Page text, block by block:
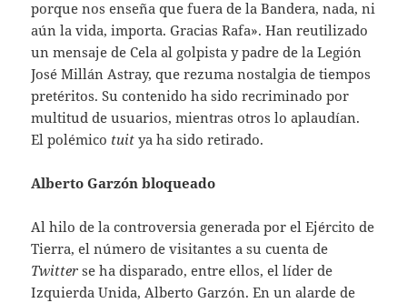
porque nos enseña que fuera de la Bandera, nada, ni
aún la vida, importa. Gracias Rafa». Han reutilizado
un mensaje de Cela al golpista y padre de la Legión
José Millán Astray, que rezuma nostalgia de tiempos
pretéritos. Su contenido ha sido recriminado por
multitud de usuarios, mientras otros lo aplaudían.
El polémico tuit ya ha sido retirado.
Alberto Garzón bloqueado
Al hilo de la controversia generada por el Ejército de
Tierra, el número de visitantes a su cuenta de
Twitter se ha disparado, entre ellos, el líder de
Izquierda Unida, Alberto Garzón. En un alarde de